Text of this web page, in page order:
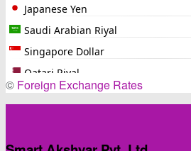
© Foreign Exchange Rates